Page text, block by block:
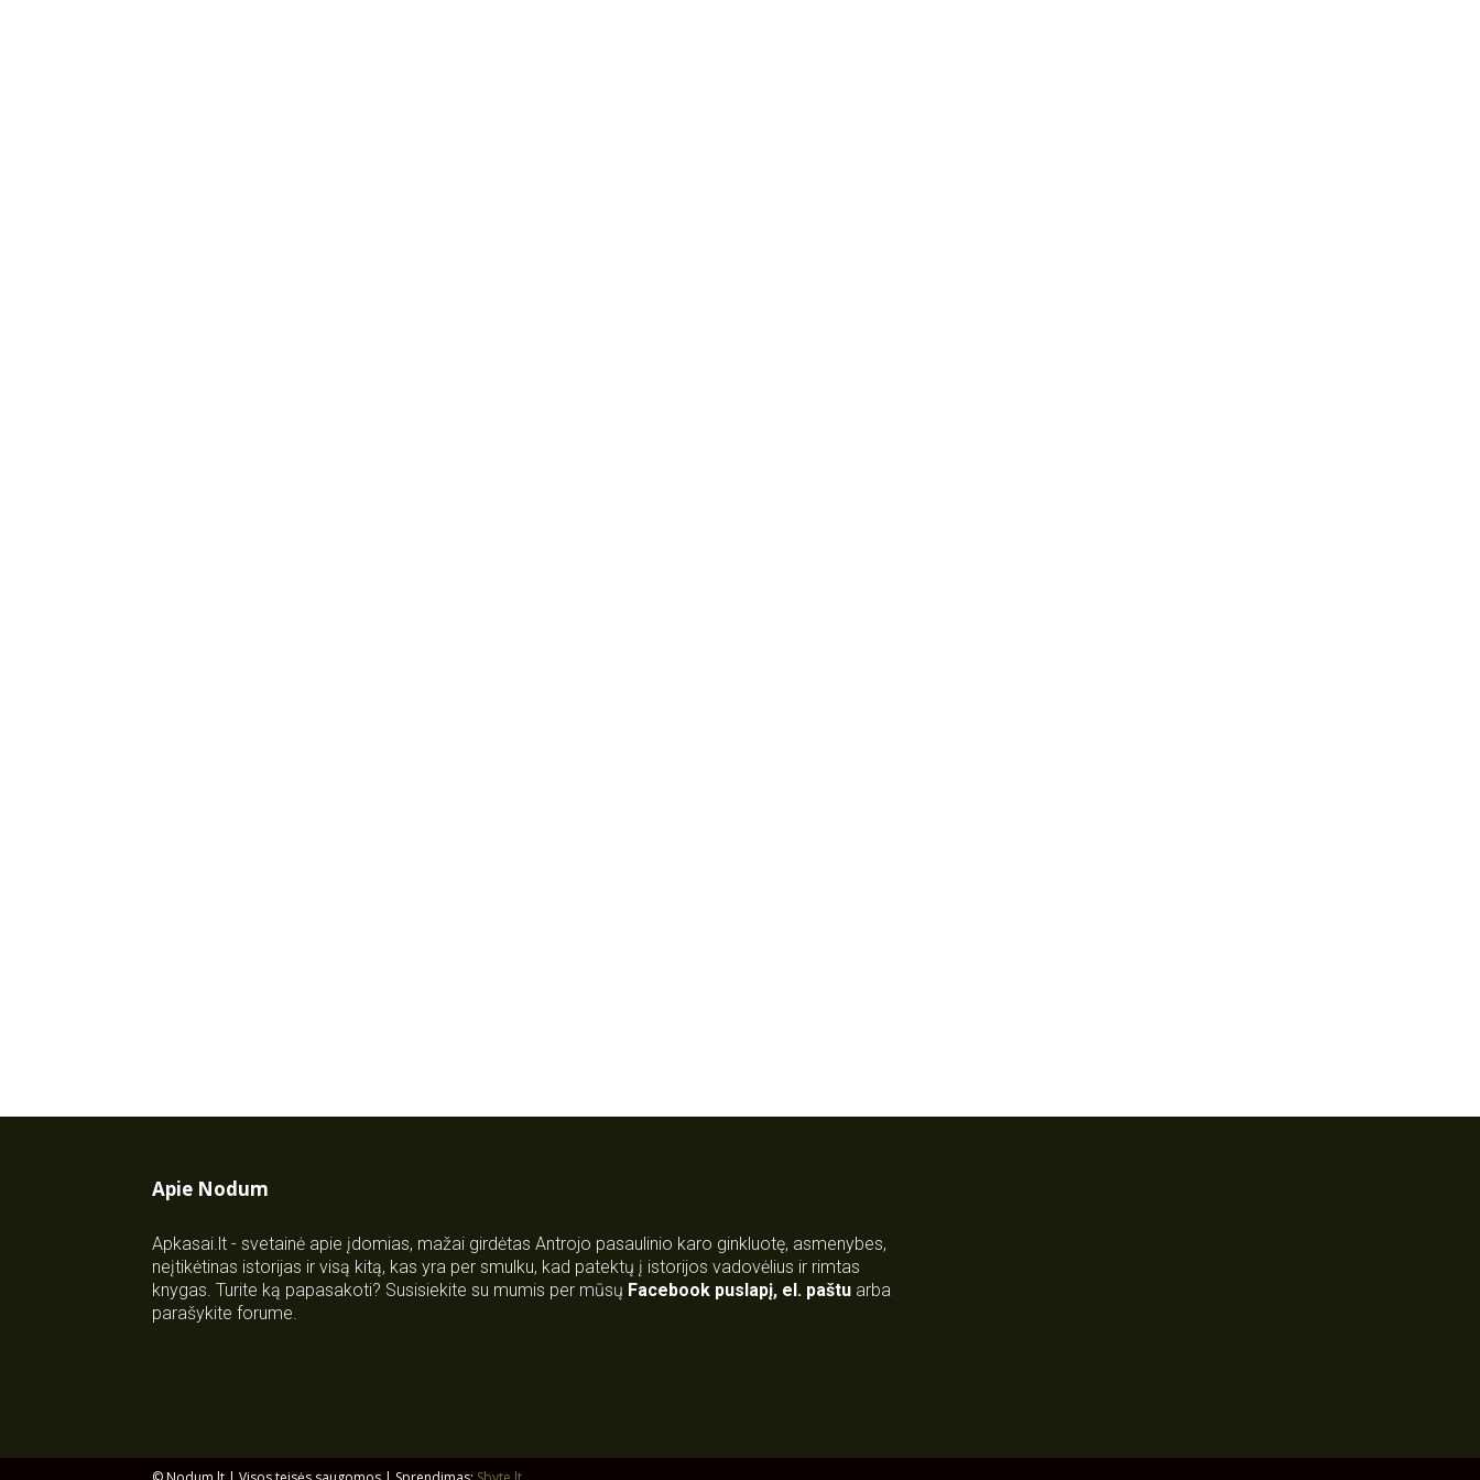
Apie Nodum
Apkasai.lt - svetainė apie įdomias, mažai girdėtas Antrojo pasaulinio karo ginkluotę, asmenybes,
neįtikėtinas istorijas ir visą kitą, kas yra per smulku, kad patektų į istorijos vadovėlius ir rimtas
knygas. Turite ką papasakoti? Susisiekite su mumis per mūsų Facebook puslapį, el. paštu arba
parašykite forume.